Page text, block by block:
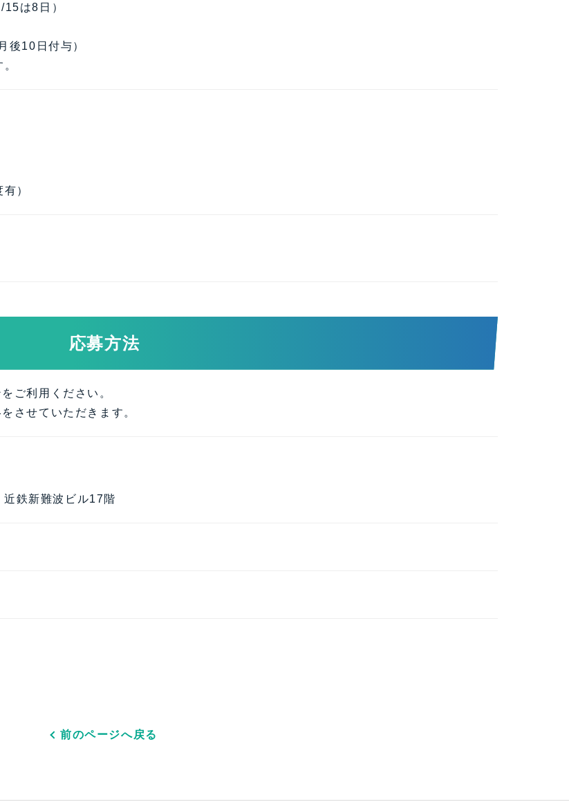
は8日）
後10日付与）
）
応募方法
ご利用ください。
させていただきます。
鉄新難波ビル17階
前のページへ戻る